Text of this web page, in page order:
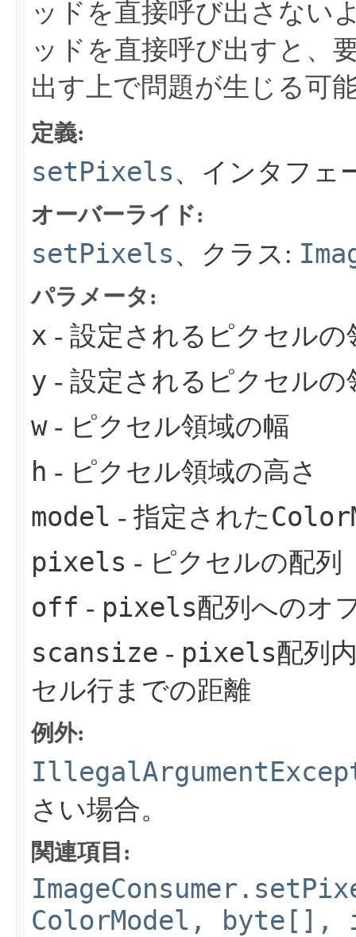
ッドを直接呼び出さない
ッドを直接呼び出すと、
出す上で問題が生じる可
定義:
setPixels、インタフェ
オーバーライド:
setPixels、クラス:
パラメータ:
x - 設定されるピクセル
y - 設定されるピクセル
w- ピクセル領域の幅
h - ピクセル領域の高さ
model - 指定された
pixels - ピクセルの配列
off - pixels配列へのオ
scansize - pixels配列
セル行までの距離
例外:
さい場合。
関連項目:
ColorModel,